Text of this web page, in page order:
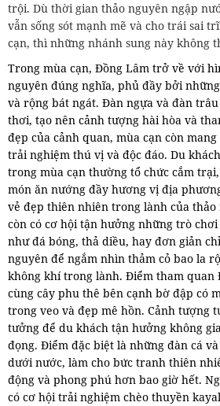
trội. Dù thời gian thảo nguyên ngập
vẫn sống sót mạnh mẽ và cho trái sai
cạn, thì những nhánh sung này không
Trong mùa cạn, Đồng Lâm trở về với
nguyên đúng nghĩa, phủ đầy bởi
và rộng bát ngát. Đàn ngựa và đàn
thơi, tạo nên cảnh tượng hài hòa và
đẹp của cảnh quan, mùa cạn còn
trải nghiệm thú vị và độc đáo. Du
trong mùa cạn thường tổ chức cắm
món ăn nướng đầy hương vị địa
vẻ đẹp thiên nhiên trong lành của thảo
còn có cơ hội tận hưởng những trò
như đá bóng, thả diều, hay đơn giản
nguyên để ngắm nhìn thảm cỏ bao la
không khí trong lành. Điểm tham quan
cùng cây phu thê bên cạnh bờ đập có
trong veo và đẹp mê hồn. Cảnh tượng
tưởng để du khách tận hưởng không
đọng. Điểm đặc biệt là những đàn cá
dưới nước, làm cho bức tranh thiên
động và phong phú hơn bao giờ hết.
có cơ hội trải nghiệm chèo thuyền